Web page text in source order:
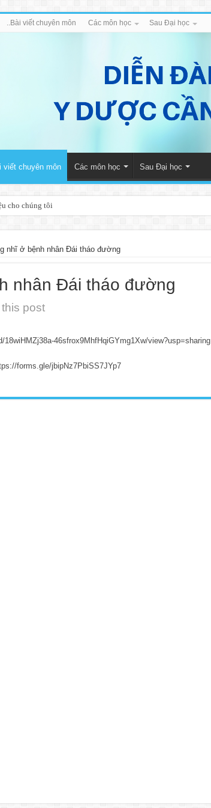
..Bài viết chuyên môn Các môn học Sau Đại học
viết chuyên môn Các môn học Sau Đại học
cho chúng tôi
nhĩ ở bệnh nhân Đái tháo đường
nhân Đái tháo đường
post
46sfrox9MhfHqiGYmg1Xw/view?usp=sharing
forms.gle/jbipNz7PbiSS7JYp7